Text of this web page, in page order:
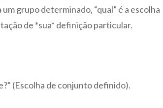
grupo determinado, “qual” é a escolha
de *sua* definição particular.
(Escolha de conjunto definido).